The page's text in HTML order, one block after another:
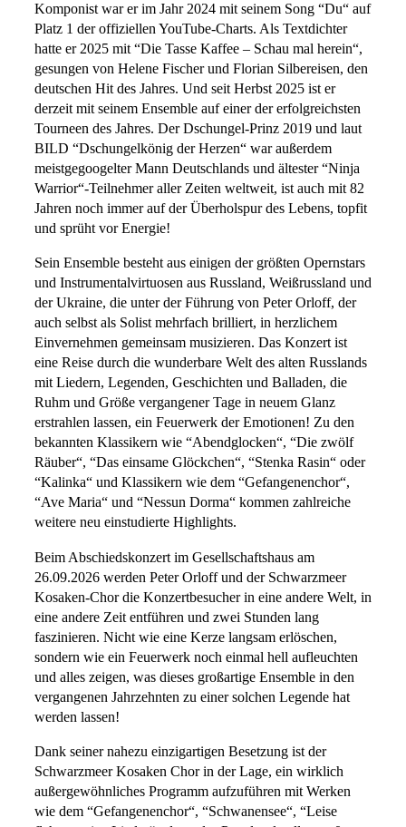
Komponist war er im Jahr 2024 mit seinem Song “Du“ auf
Platz 1 der offiziellen YouTube-Charts. Als Textdichter
hatte er 2025 mit “Die Tasse Kaffee – Schau mal herein“,
gesungen von Helene Fischer und Florian Silbereisen, den
deutschen Hit des Jahres. Und seit Herbst 2025 ist er
derzeit mit seinem Ensemble auf einer der erfolgreichsten
Tourneen des Jahres. Der Dschungel-Prinz 2019 und laut
BILD “Dschungelkönig der Herzen“ war außerdem
meistgegoogelter Mann Deutschlands und ältester “Ninja
Warrior“-Teilnehmer aller Zeiten weltweit, ist auch mit 82
Jahren noch immer auf der Überholspur des Lebens, topfit
und sprüht vor Energie!
Sein Ensemble besteht aus einigen der größten Opernstars
und Instrumentalvirtuosen aus Russland, Weißrussland und
der Ukraine, die unter der Führung von Peter Orloff, der
auch selbst als Solist mehrfach brilliert, in herzlichem
Einvernehmen gemeinsam musizieren. Das Konzert ist
eine Reise durch die wunderbare Welt des alten Russlands
mit Liedern, Legenden, Geschichten und Balladen, die
Ruhm und Größe vergangener Tage in neuem Glanz
erstrahlen lassen, ein Feuerwerk der Emotionen! Zu den
bekannten Klassikern wie “Abendglocken“, “Die zwölf
Räuber“, “Das einsame Glöckchen“, “Stenka Rasin“ oder
“Kalinka“ und Klassikern wie dem “Gefangenenchor“,
“Ave Maria“ und “Nessun Dorma“ kommen zahlreiche
weitere neu einstudierte Highlights.
Beim Abschiedskonzert im Gesellschaftshaus am
26.09.2026 werden Peter Orloff und der Schwarzmeer
Kosaken-Chor die Konzertbesucher in eine andere Welt, in
eine andere Zeit entführen und zwei Stunden lang
faszinieren. Nicht wie eine Kerze langsam erlöschen,
sondern wie ein Feuerwerk noch einmal hell aufleuchten
und alles zeigen, was dieses großartige Ensemble in den
vergangenen Jahrzehnten zu einer solchen Legende hat
werden lassen!
Dank seiner nahezu einzigartigen Besetzung ist der
Schwarzmeer Kosaken Chor in der Lage, ein wirklich
außergewöhnliches Programm aufzuführen mit Werken
wie dem “Gefangenenchor“, “Schwanensee“, “Leise